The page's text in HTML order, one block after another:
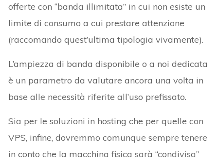
offerte con “banda illimitata” in cui non esiste un
limite di consumo a cui prestare attenzione
(raccomando quest’ultima tipologia vivamente).
L’ampiezza di banda disponibile o a noi dedicata
è un parametro da valutare ancora una volta in
base alle necessità riferite all’uso prefissato.
Sia per le soluzioni in hosting che per quelle con
VPS, infine, dovremmo comunque sempre tenere
in conto che la macchina fisica sarà “condivisa”